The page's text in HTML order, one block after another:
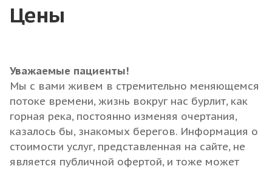
Цены
Уважаемые пациенты!
Мы с вами живем в стремительно меняющемся
потоке времени, жизнь вокруг нас бурлит, как
горная река, постоянно изменяя очертания,
казалось бы, знакомых берегов. Информация о
стоимости услуг, представленная на сайте, не
является публичной офертой, и тоже может